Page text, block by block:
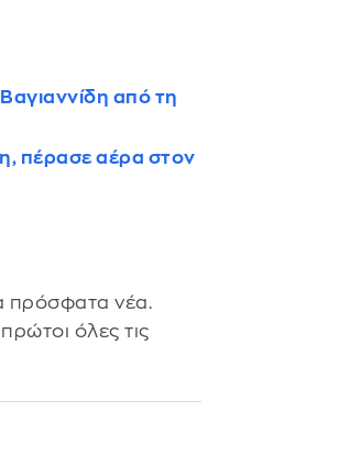
από τη
πέρασε αέρα στον
πρόσφατα νέα.
όλες τις